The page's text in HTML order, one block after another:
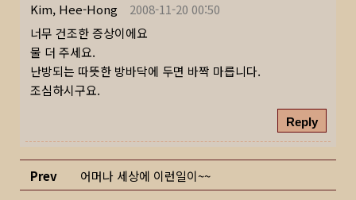
Kim, Hee-Hong
2008-11-20 00:50
너무 건조한 증상이에요
물 더 주세요.
난방되는 따뜻한 방바닥에 두면 바짝 마릅니다.
조심하시구요.
Reply
Prev
어머나 세상에 이런일이~~